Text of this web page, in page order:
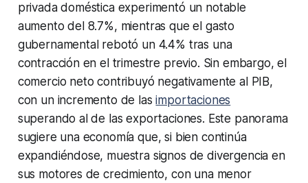
privada doméstica experimentó un notable
aumento del 8.7%, mientras que el gasto
gubernamental rebotó un 4.4% tras una
contracción en el trimestre previo. Sin embargo, el
comercio neto contribuyó negativamente al PIB,
con un incremento de lasimportaciones
superando al de las exportaciones. Este panorama
sugiere una economía que, si bien continúa
expandiéndose, muestra signos de divergencia en
sus motores de crecimiento, con una menor